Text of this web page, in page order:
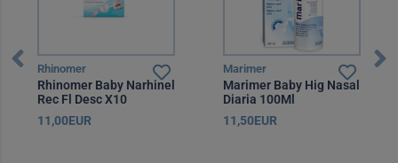
Rhinomer
Rhinomer Baby Narhinel
Rec Fl Desc X10
11,00EUR
Marimer
Marimer Baby Hig Nasal
Diaria 100Ml
11,50EUR